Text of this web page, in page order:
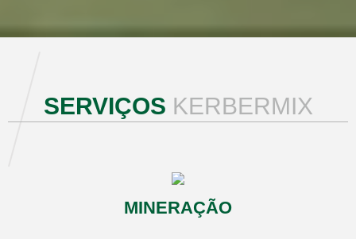
SERVIÇOS KERBERMIX
MINERAÇÃO